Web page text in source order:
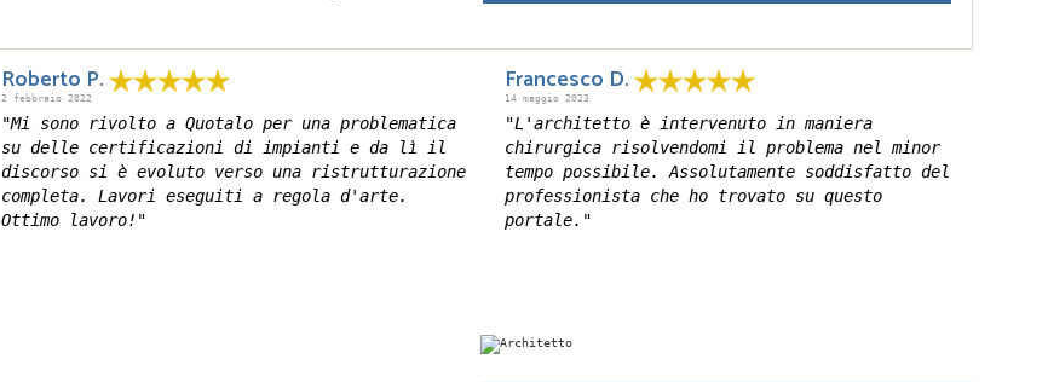
Roberto P.
2 febbraio 2022
"Mi sono rivolto a Quotalo per una problematica
su delle certificazioni di impianti e da lì il
discorso si è evoluto verso una ristrutturazione
completa. Lavori eseguiti a regola d'arte.
Ottimo lavoro!"
Francesco D.
14 maggio 2023
"L'architetto è intervenuto in maniera
chirurgica risolvendomi il problema nel minor
tempo possibile. Assolutamente soddisfatto del
professionista che ho trovato su questo
portale."